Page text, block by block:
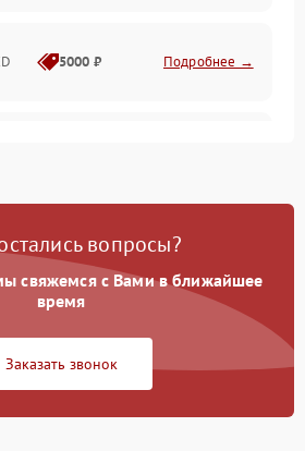
5000 ₽ Подробнее →
или
4500 ₽ Подробнее →
3000 ₽ Подробнее →
вопросы?
свяжемся с Вами в ближайшее
время
Заказать звонок